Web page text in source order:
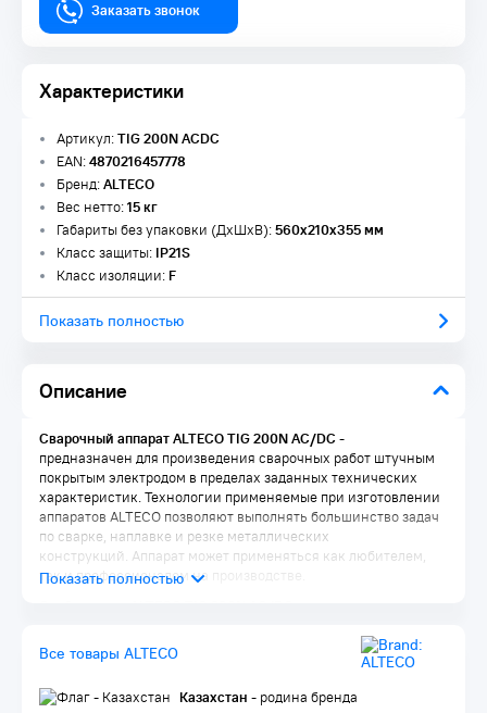
Заказать звонок
Характеристики
Описание
Артикул:TIG 200N ACDC
EAN:4870216457778
Бренд:ALTECO
Вес нетто:15 кг
Габариты без упаковки (ДxШxВ):560x210x355 мм
Класс защиты: IP21S
Класс изоляции:F
Показать полностью
Сварочный аппарат ALTECO TIG 200N AC/DC-
предназначен для произведения сварочных работ штучным
покрытым электродом в пределах заданных технических
характеристик. Технологии применяемые при изготовлении
аппаратов ALTECO позволяют выполнять большинство задач
по сварке, наплавке и резке металлических
конструкций. Аппарат может применяться как любителем,
так и профессионалом на производстве.
Синергетическая система управления;
схем управления;
Все товары ALTECO
Казахстан - родина бренда